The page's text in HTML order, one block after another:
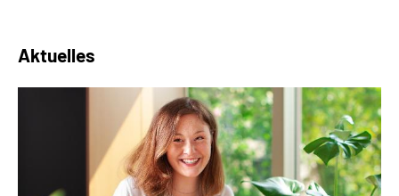
Aktuelles